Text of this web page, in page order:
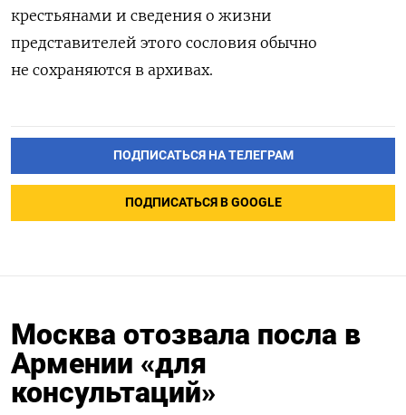
крестьянами и сведения о жизни
представителей этого сословия обычно
не сохраняются в архивах.
ПОДПИСАТЬСЯ НА ТЕЛЕГРАМ
ПОДПИСАТЬСЯ В GOOGLE
Москва отозвала посла в
Армении «для
консультаций»